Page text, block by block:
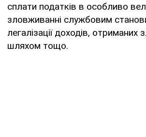
сплати податків в особливо
зловживанні службовим
легалізації доходів, отриманих
шляхом тощо.